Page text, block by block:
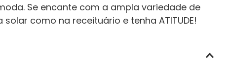
Se encante com a ampla variedade de
como na receituário e tenha ATITUDE!